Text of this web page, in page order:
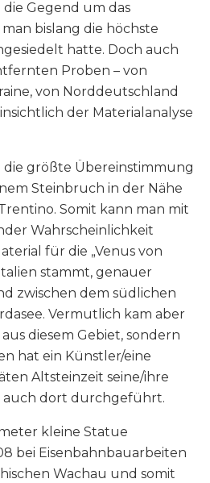
Gegend um das
bislang die höchste
hatte. Doch auch
Proben – von
von Norddeutschland
der Materialanalyse
die größte Übereinstimmung
Steinbruch in der Nähe
Somit kann man mit
Wahrscheinlichkeit
für die „Venus von
stammt, genauer
zwischen dem südlichen
Vermutlich kam aber
diesem Gebiet, sondern
hat ein Künstler/eine
Altsteinzeit seine/ihre
auch dort durchgeführt.
kleine Statue
bei Eisenbahnbauarbeiten
Wachau und somit